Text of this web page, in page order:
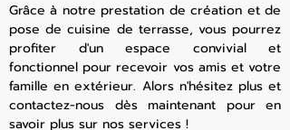
Grâce à notre prestation de création et de
pose de cuisine de terrasse, vous pourrez
profiter d'un espace convivial et
fonctionnel pour recevoir vos amis et votre
famille en extérieur. Alors n'hésitez plus et
contactez-nous dès maintenant pour en
savoir plus sur nos services !